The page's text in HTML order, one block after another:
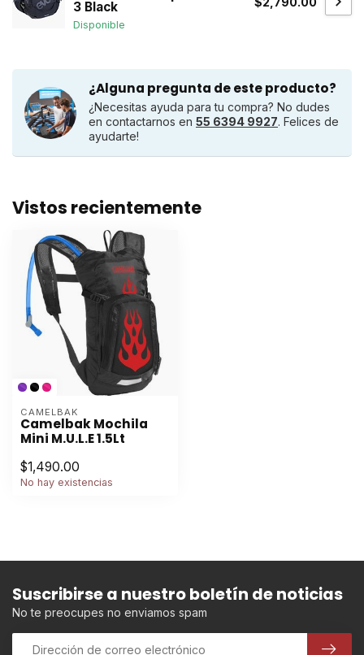
3 Black
Disponible
¿Alguna pregunta de este producto?
¿Necesitas ayuda para tu compra? No dudes
en contactarnos en 55 6394 9927. Felices de
ayudarte!
Vistos recientemente
CAMELBAK
Camelbak Mochila
Mini M.U.L.E 1.5Lt
$1,490.00
No hay existencias
Suscribirse a nuestro boletín de noticias
No te preocupes no enviamos spam